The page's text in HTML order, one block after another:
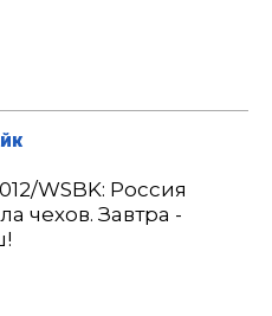
WSBK: Россия
чехов. Завтра -